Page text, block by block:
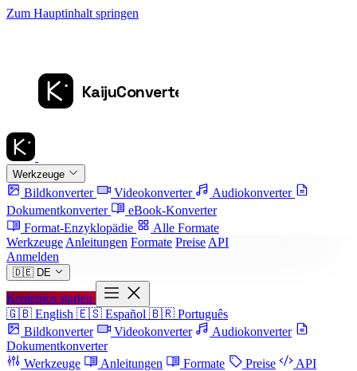
Zum Hauptinhalt springen
Werkzeuge
Bildkonverter Videokonverter
Audiokonverter
Dokumentkonverter
eBook-Konverter
Format-Enzyklopädie
Alle Formate
Werkzeuge Anleitungen Formate Preise API
Anmelden
🇩🇪 DE
Kostenlos starten
🇬🇧 English 🇪🇸 Español 🇧🇷 Português
Bildkonverter
Videokonverter
Audiokonverter
Dokumentkonverter
Werkzeuge
Anleitungen Formate Preise
API